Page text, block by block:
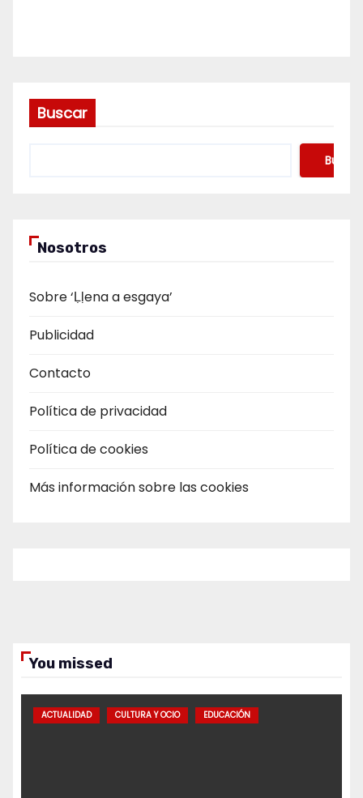
Buscar
Buscar
Nosotros
Sobre ‘Ḷḷena a esgaya’
Publicidad
Contacto
Política de privacidad
Política de cookies
Más información sobre las cookies
You missed
ACTUALIDAD CULTURA Y OCIO EDUCACIÓN